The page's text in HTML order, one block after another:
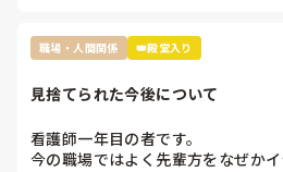
ね。
当たり前なんだから、文句言う人の
多分その人はいいお菓子を貰っても
言うタイプじゃないかなと思います。
『ただの文句言いたいウーマン』だ
職場・人間関係 👑殿堂入り
見捨てられた今後について
看護師一年目の者です。
今の職場ではよく先輩方をなぜか